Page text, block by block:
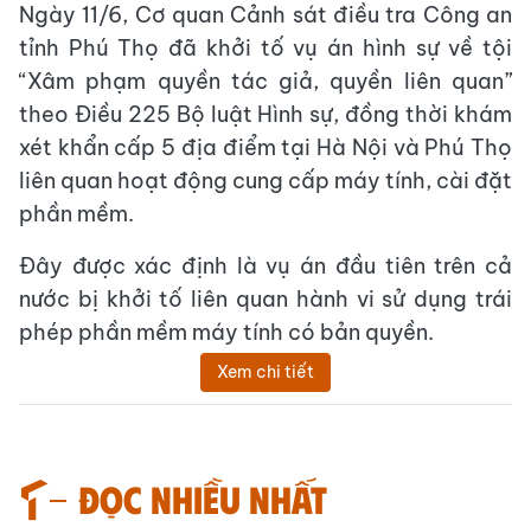
Ngày 11/6, Cơ quan Cảnh sát điều tra Công an
tỉnh Phú Thọ đã khởi tố vụ án hình sự về tội
“Xâm phạm quyền tác giả, quyền liên quan”
theo Điều 225 Bộ luật Hình sự, đồng thời khám
xét khẩn cấp 5 địa điểm tại Hà Nội và Phú Thọ
liên quan hoạt động cung cấp máy tính, cài đặt
phần mềm.
Đây được xác định là vụ án đầu tiên trên cả
nước bị khởi tố liên quan hành vi sử dụng trái
phép phần mềm máy tính có bản quyền.
Xem chi tiết
Đọc nhiều nhất